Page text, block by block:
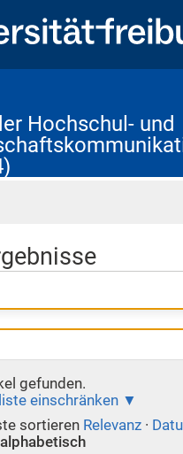
Hochschul- und
gefunden.
einschränken
sortieren Relevanz ·
alphabetisch